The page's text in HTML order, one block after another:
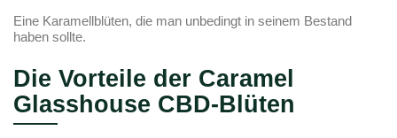
Eine Karamellblüten, die man unbedingt in seinem Bestand
haben sollte.
Die Vorteile der Caramel
Glasshouse CBD-Blüten